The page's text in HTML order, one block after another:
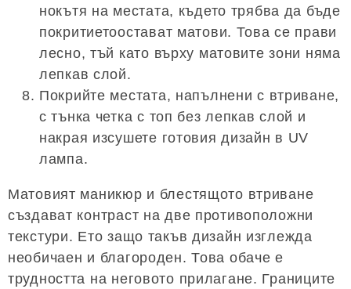
нокътя на местата, където трябва да бъде
покритиетоостават матови. Това се прави
лесно, тъй като върху матовите зони няма
лепкав слой.
Покрийте местата, напълнени с втриване,
с тънка четка с топ без лепкав слой и
накрая изсушете готовия дизайн в UV
лампа.
Матовият маникюр и блестящото втриване
създават контраст на две противоположни
текстури. Ето защо такъв дизайн изглежда
необичаен и благороден. Това обаче е
трудността на неговото прилагане. Границите